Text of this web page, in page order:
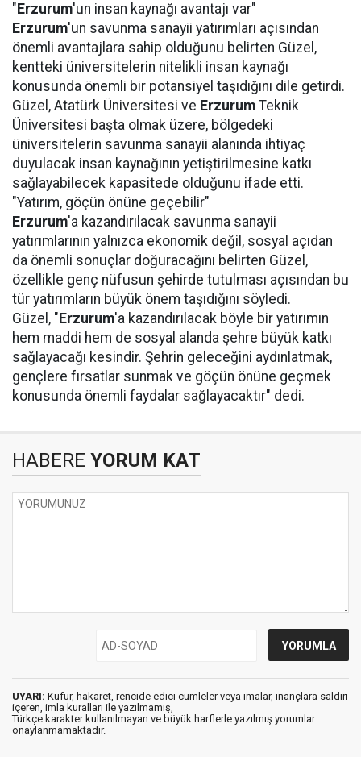
" Erzurum'un insan kaynağı avantajı var"
Erzurum'un savunma sanayii yatırımları açısından
önemli avantajlara sahip olduğunu belirten Güzel,
kentteki üniversitelerin nitelikli insan kaynağı
konusunda önemli bir potansiyel taşıdığını dile getirdi.
Güzel, Atatürk Üniversitesi ve Erzurum Teknik
Üniversitesi başta olmak üzere, bölgedeki
üniversitelerin savunma sanayii alanında ihtiyaç
duyulacak insan kaynağının yetiştirilmesine katkı
sağlayabilecek kapasitede olduğunu ifade etti.
"Yatırım, göçün önüne geçebilir"
Erzurum'a kazandırılacak savunma sanayii
yatırımlarının yalnızca ekonomik değil, sosyal açıdan
da önemli sonuçlar doğuracağını belirten Güzel,
özellikle genç nüfusun şehirde tutulması açısından bu
tür yatırımların büyük önem taşıdığını söyledi.
Güzel, " Erzurum'a kazandırılacak böyle bir yatırımın
hem maddi hem de sosyal alanda şehre büyük katkı
sağlayacağı kesindir. Şehrin geleceğini aydınlatmak,
gençlere fırsatlar sunmak ve göçün önüne geçmek
konusunda önemli faydalar sağlayacaktır" dedi.
HABERE YORUM KAT
UYARI: Küfür, hakaret, rencide edici cümleler veya imalar, inançlara saldırı
içeren, imla kuralları ile yazılmamış,
Türkçe karakter kullanılmayan ve büyük harflerle yazılmış yorumlar
onaylanmamaktadır.